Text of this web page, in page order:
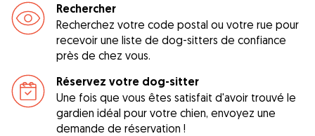
Rechercher
Recherchez votre code postal ou votre rue pour
recevoir une liste de dog-sitters de confiance
près de chez vous.
Réservez votre dog-sitter
Une fois que vous êtes satisfait d'avoir trouvé le
gardien idéal pour votre chien, envoyez une
demande de réservation !